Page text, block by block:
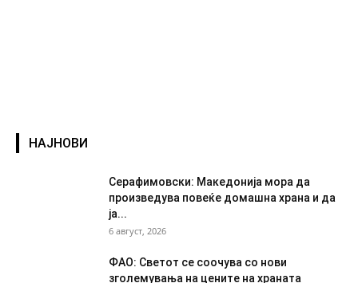
НАЈНОВИ
Серафимовски: Македонија мора да
произведува повеќе домашна храна и да
ја...
6 август, 2026
ФАО: Светот се соочува со нови
зголемувања на цените на храната